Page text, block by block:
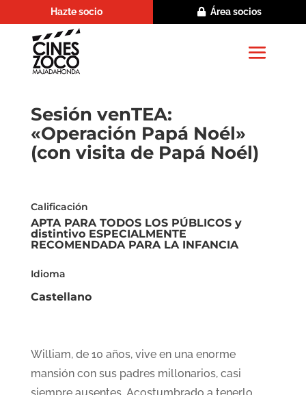
Hazte socio Área socios
Sesión venTEA:
«Operación Papá Noél»
(con visita de Papá Noél)
Calificación
APTA PARA TODOS LOS PÚBLICOS y
distintivo ESPECIALMENTE
RECOMENDADA PARA LA INFANCIA
Idioma
Castellano
William, de 10 años, vive en una enorme
mansión con sus padres millonarios, casi